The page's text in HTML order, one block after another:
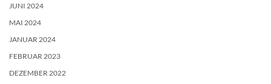
JUNI 2024
MAI 2024
JANUAR 2024
FEBRUAR 2023
DEZEMBER 2022